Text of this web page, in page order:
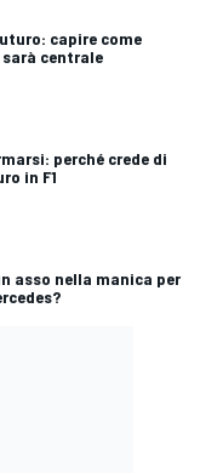
capire come
centrale
perché crede di
in F1
asso nella manica per